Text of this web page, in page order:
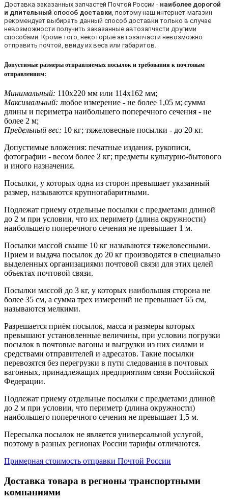
Доставка заказанных запчастей Почтой России - наиболее дорогой
и длительный способ доставки , поэтому наш интернет-магазин
рекомендует выбирать данный способ доставки только в случае
невозможности получить заказанные автозапчасти другими
способами. Кроме того, некоторые автозапчасти невозможно
отправить почтой, ввиду их веса или габаритов.
Допустимые размеры отправляемых посылок и требования к почтовым
отправлениям:
Минимальный: 110х220 мм или 114х162 мм;
Максимальный: любое измерение - не более 1,05 м; сумма
длины и периметра наибольшего поперечного сечения - не
более 2 м;
Предельный вес: 10 кг; тяжеловесные посылки - до 20 кг.
Допустимые вложения: печатные издания, рукописи,
фотографии - весом более 2 кг; предметы культурно-бытового
и иного назначения.
Посылки, у которых одна из сторон превышает указанный
размер, называются крупногабаритными.
Подлежат приему отдельные посылки с предметами длиной
до 2 м при условии, что их периметр (длина окружности)
наибольшего поперечного сечения не превышает 1 м.
Посылки массой свыше 10 кг называются тяжеловесными.
Прием и выдача посылок до 20 кг производятся в специально
выделенных организациями почтовой связи для этих целей
объектах почтовой связи.
Посылки массой до 3 кг, у которых наибольшая сторона не
более 35 см, а сумма трех измерений не превышает 65 см,
называются мелкими.
Разрешается приём посылок, масса и размеры которых
превышают установленные величины, при условии погрузки
посылок в почтовые вагоны и выгрузки из них силами и
средствами отправителей и адресатов. Такие посылки
перевозятся без перегрузки в пути следования в почтовых
вагонных, принадлежащих предприятиям связи Российской
Федерации.
Подлежат приему отдельные посылки с предметами длиной
до 2 м при условии, что периметр (длина окружности)
наибольшего поперечного сечения не превышает 1,5 м.
Пересылка посылок не является универсальной услугой,
поэтому в разных регионах России тарифы отличаются.
Примерная стоимость отправки Почтой России
Доставка товара в регионы транспортными
компаниями